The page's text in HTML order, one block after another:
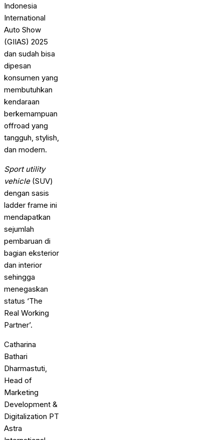
Indonesia
International
Auto Show
(GIIAS) 2025
dan sudah bisa
dipesan
konsumen yang
membutuhkan
kendaraan
berkemampuan
offroad yang
tangguh, stylish,
dan modern.
Sport utility
vehicle (SUV)
dengan sasis
ladder frame ini
mendapatkan
sejumlah
pembaruan di
bagian eksterior
dan interior
sehingga
menegaskan
status ‘The
Real Working
Partner’.
Catharina
Bathari
Dharmastuti,
Head of
Marketing
Development &
Digitalization PT
Astra